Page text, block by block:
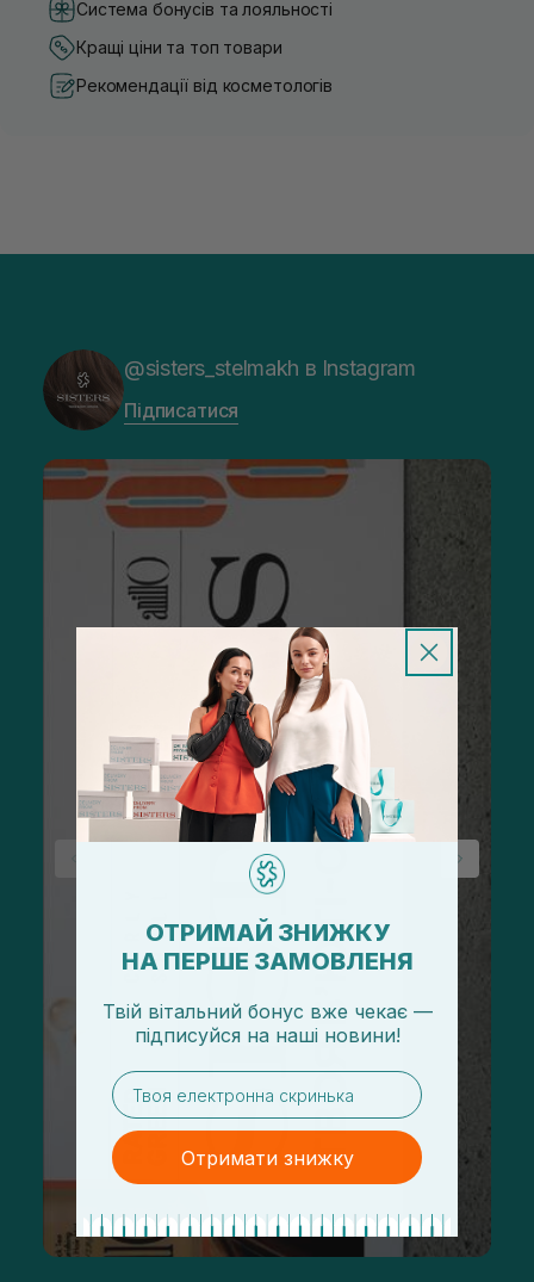
Система бонусів та лояльності
Кращі ціни та топ товари
Рекомендації від косметологів
@sisters_stelmakh в Instagram
Підписатися
ОТРИМАЙ ЗНИЖКУ
НА ПЕРШЕ ЗАМОВЛЕНЯ
Твій вітальний бонус вже чекає —
підписуйся на наші новини!
email
Отримати знижку